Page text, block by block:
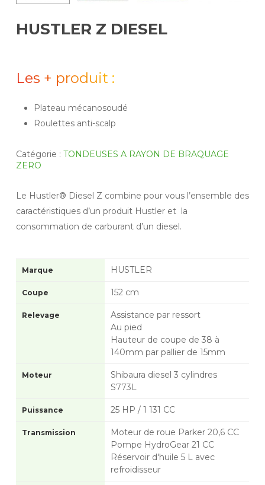
HUSTLER Z DIESEL
Les + produit :
Plateau mécanosoudé
Roulettes anti-scalp
Catégorie : TONDEUSES A RAYON DE BRAQUAGE
ZERO
Le Hustler® Diesel Z combine pour vous l’ensemble des
caractéristiques d’un produit Hustler et la
consommation de carburant d’un diesel.
Marque HUSTLER
Coupe 152 cm
Relevage
Assistance par ressort
Au pied
Hauteur de coupe de 38 à
140mm par pallier de 15mm
Moteur
Shibaura diesel 3 cylindres
S773L
Puissance 25 HP / 1 131 CC
Transmission
Moteur de roue Parker 20,6 CC
Pompe HydroGear 21 CC
Réservoir d'huile 5 L avec
refroidisseur